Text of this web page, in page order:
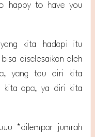
happy to have you
kita hadapi itu
diselesaikan oleh
yang tau diri kita
kita apa, ya diri kita
*dilempar jumrah